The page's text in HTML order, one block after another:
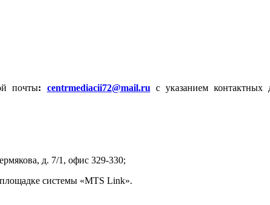
почты: centrmediacii72@mail.ru с указанием контактных
д. 7/1, офис 329-330;
системы «MTS Link».